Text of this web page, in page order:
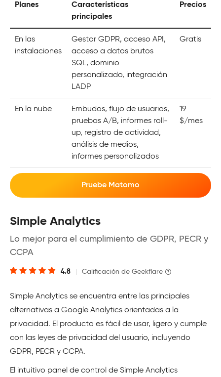
Planes
Características
principales
Precios
En las
instalaciones
Gestor GDPR, acceso API,
acceso a datos brutos
SQL, dominio
personalizado, integración
LADP
Gratis
En la nube
Embudos, flujo de usuarios,
pruebas A/B, informes roll-
up, registro de actividad,
análisis de medios,
informes personalizados
19
$/mes
Pruebe Matomo
Simple Analytics
Lo mejor para el cumplimiento de GDPR, PECR y
CCPA
4.8 Calificación de Geekflare
Simple Analytics se encuentra entre las principales
alternativas a Google Analytics orientadas a la
privacidad. El producto es fácil de usar, ligero y cumple
con las leyes de privacidad del usuario, incluyendo
GDPR, PECR y CCPA.
El intuitivo panel de control de Simple Analytics